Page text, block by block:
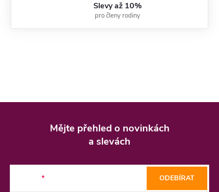
Slevy až 10%
pro členy rodiny
Mějte přehled o novinkách
a slevách
ODEBÍRAT